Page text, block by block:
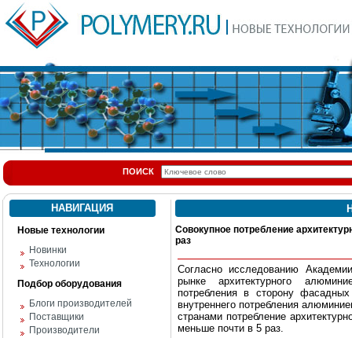
ПОИСК
НАВИГАЦИЯ
Новые технологии
Новинки
Технологии
Подбор оборудования
Блоги производителей
Поставщики
Производители
Совокупное потребление
раз
Согласно исследованию
рынке архитектурного
потребления в сторону
внутреннего потребления
странами потребление
меньше почти в 5 раз.